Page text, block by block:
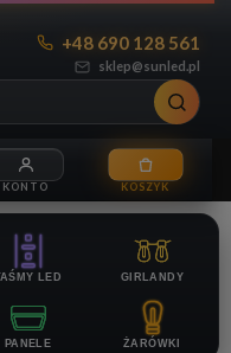
sklep@sunled.pl
+48 690 128 561
LED GIRLANDY
PANELE ŻARÓWKI